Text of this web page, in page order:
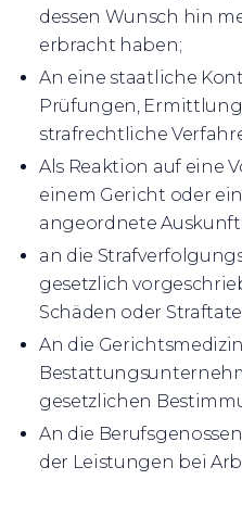
dessen Wunsch hin
erbracht haben;
An eine staatliche
Prüfungen,
strafrechtliche
Als Reaktion auf eine
einem Gericht oder
angeordnete
an die
gesetzlich
Schäden oder
An die
gesetzlichen
An die
der Leistungen bei